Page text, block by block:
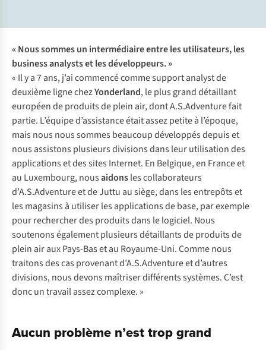
« Nous sommes un intermédiaire entre les utilisateurs, les
business analysts et les développeurs. »
« Il y a 7 ans, j’ai commencé comme support analyst de
deuxième ligne chezYonderland, le plus grand détaillant
européen de produits de plein air, dont A.S.Adventure fait
partie. L’équipe d’assistance était assez petite à l’époque,
mais nous nous sommes beaucoup développés depuis et
nous assistons plusieurs divisions dans leur utilisation des
applications et des sites Internet. En Belgique, en France et
au Luxembourg, nousaidonsles collaborateurs
d’A.S.Adventure et de Juttu au siège, dans les entrepôts et
les magasins à utiliser les applications de base, par exemple
pour rechercher des produits dans le logiciel. Nous
soutenons également plusieurs détaillants de produits de
plein air aux Pays-Bas et au Royaume-Uni. Comme nous
traitons des cas provenant d’A.S.Adventure et d’autres
divisions, nous devons maîtriser différents systèmes. C’est
donc un travail assez complexe. »
Aucun problème n’est trop grand